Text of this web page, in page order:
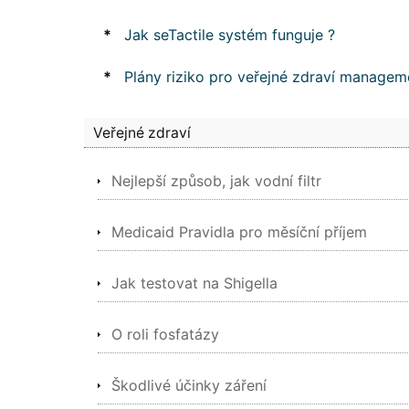
* Jak seTactile systém funguje ?
* Plány riziko pro veřejné zdraví
Veřejné zdraví
Nejlepší způsob, jak vodní filtr
Medicaid Pravidla pro měsíční příjem
Jak testovat na Shigella
O roli fosfatázy
Škodlivé účinky záření